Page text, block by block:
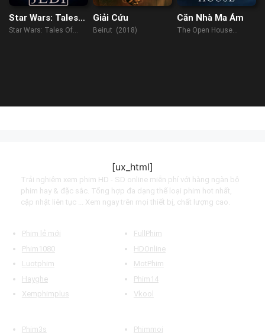
Star Wars: Tales
Of The Jedi
Star Wars: Tales Of
Giải Cứu
Beirut (2018)
Căn Nhà Ma Ám
The Open House